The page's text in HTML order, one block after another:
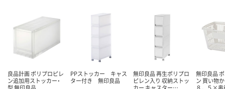
良品計画 ポリプロピレ
ン追加用ストッカー・
PPストッカー キャス
ター付き 無印良品
無印良品 再生ポリプロ
ピレン入り 収納ストッ
無印良品
ン 買い物